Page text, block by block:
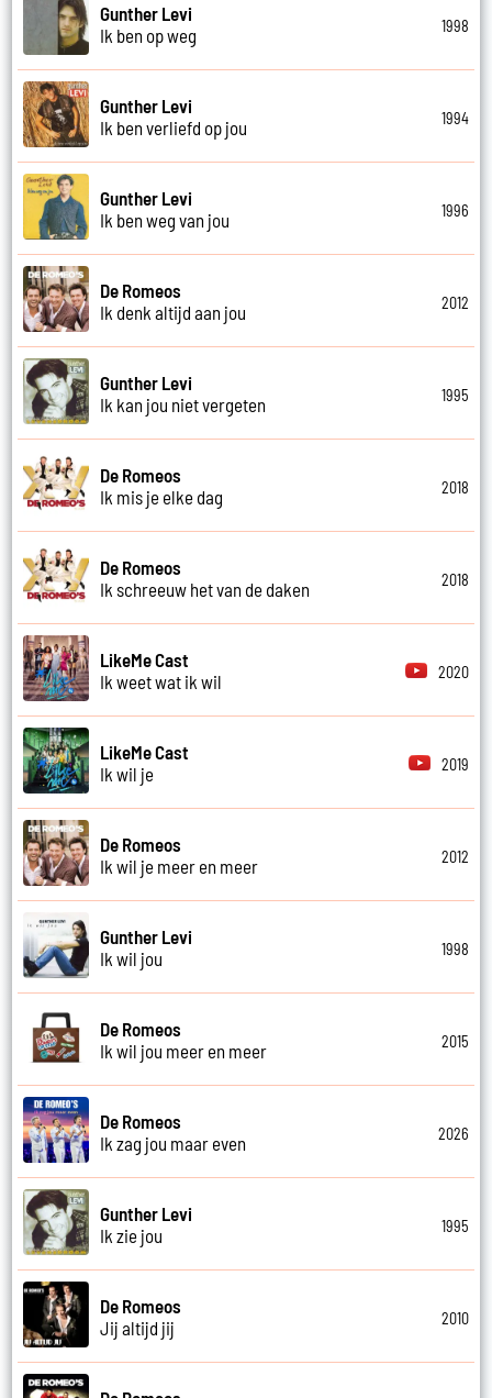
Gunther Levi
Ik ben op weg
1998
Gunther Levi
Ik ben verliefd op jou
1994
Gunther Levi
Ik ben weg van jou
1996
De Romeos
Ik denk altijd aan jou
2012
Gunther Levi
Ik kan jou niet vergeten
1995
De Romeos
Ik mis je elke dag
2018
De Romeos
Ik schreeuw het van de daken
2018
LikeMe Cast
Ik weet wat ik wil
2020
LikeMe Cast
Ik wil je
2019
De Romeos
Ik wil je meer en meer
2012
Gunther Levi
Ik wil jou
1998
De Romeos
Ik wil jou meer en meer
2015
De Romeos
Ik zag jou maar even
2026
Gunther Levi
Ik zie jou
1995
De Romeos
Jij altijd jij
2010